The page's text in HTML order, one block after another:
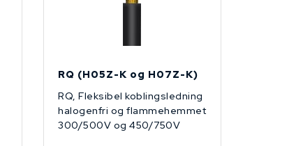
RQ (H05Z-K og H07Z-K)
RQ, Fleksibel koblingsledning
halogenfri og flammehemmet
300/500V og 450/750V